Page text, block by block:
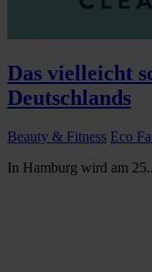
Das vielleicht
Deutschlands
Beauty & Fitness Eco
In Hamburg wird am